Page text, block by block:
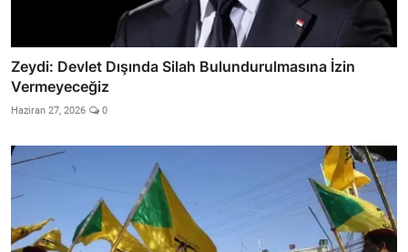
Zeydi: Devlet Dışında Silah Bulundurulmasına İzin
Vermeyeceğiz
Haziran 27, 2026 0